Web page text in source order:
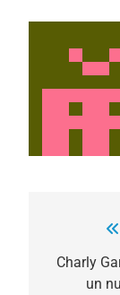
de
Charly
un